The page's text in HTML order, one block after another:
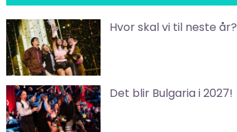
Hvor skal vi til neste år?
Det blir Bulgaria i 2027!